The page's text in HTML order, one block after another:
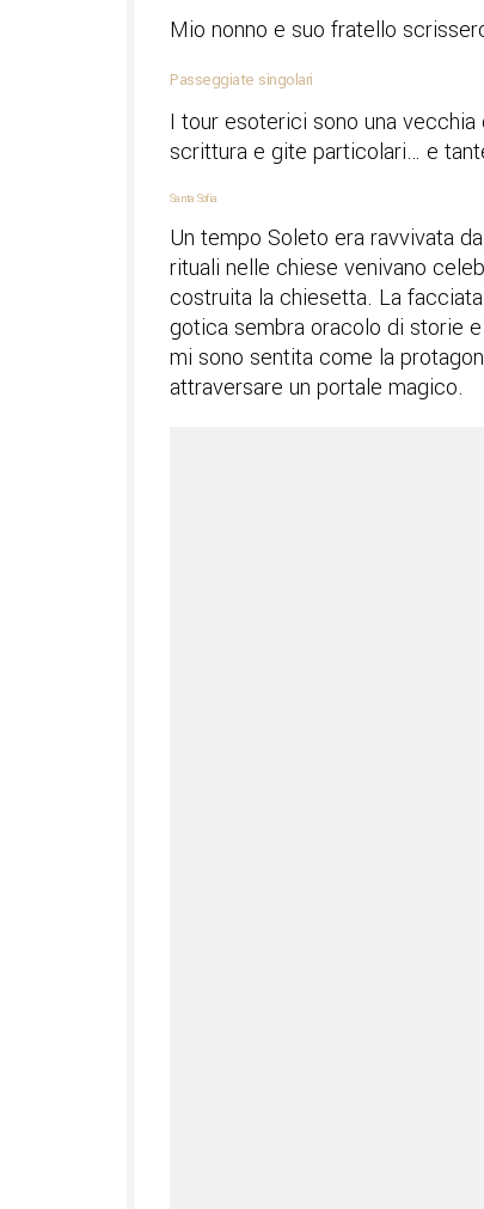
Mio nonno e suo fratello
Passeggiate singolari
I tour esoterici sono una
scrittura e gite particolari… e
Santa Sofia
Un tempo Soleto era ravvivata
rituali nelle chiese venivano
costruita la chiesetta. La
gotica sembra oracolo di storie
mi sono sentita come la
attraversare un portale magico.